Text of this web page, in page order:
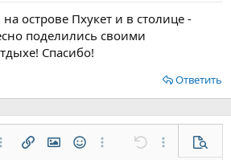
острове Пхукет и в столице -
поделились своими
Спасибо!
Ответить
Нумерованный список
Вставить ссылку
Вставить изображение
СмайлыДополнительно...
Отменить